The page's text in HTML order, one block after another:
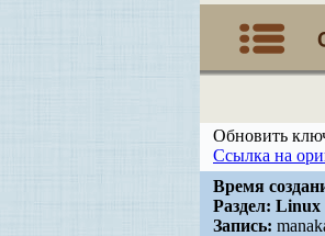
Обновить
Ссылка на
Время
Раздел: Linux
Запись: